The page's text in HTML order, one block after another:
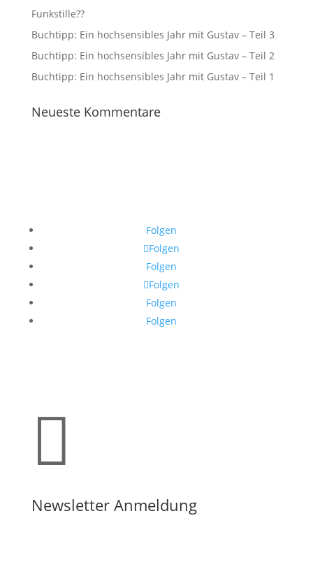
Funkstille??
Buchtipp: Ein hochsensibles Jahr mit Gustav – Teil 3
Buchtipp: Ein hochsensibles Jahr mit Gustav – Teil 2
Buchtipp: Ein hochsensibles Jahr mit Gustav – Teil 1
Neueste Kommentare
Folgen
Folgen
Folgen
Folgen
Folgen
Folgen

Newsletter Anmeldung